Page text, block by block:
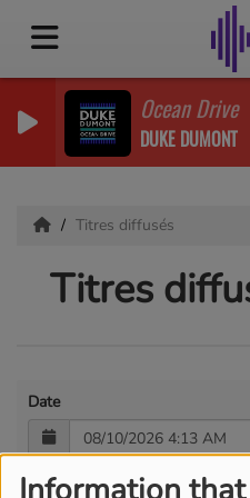
Ocean Drive
DUKE DUMONT
Titres diffusés
Titres
Date